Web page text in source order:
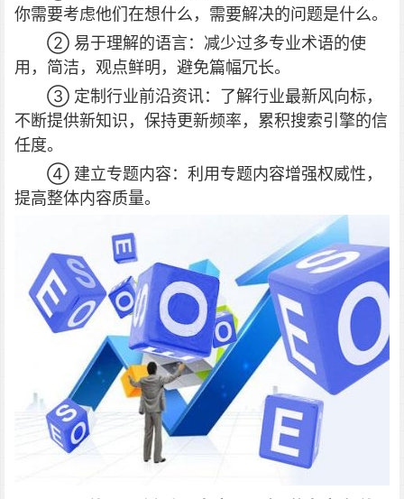
你需要考虑他们在想什么，需要解决的问题是什么。
② 易于理解的语言：减少过多专业术语的使
用，简洁，观点鲜明，避免篇幅冗长。
③ 定制行业前沿资讯：了解行业最新风向标，
不断提供新知识，保持更新频率，累积搜索引擎的信
任度。
④ 建立专题内容：利用专题内容增强权威性，
提高整体内容质量。